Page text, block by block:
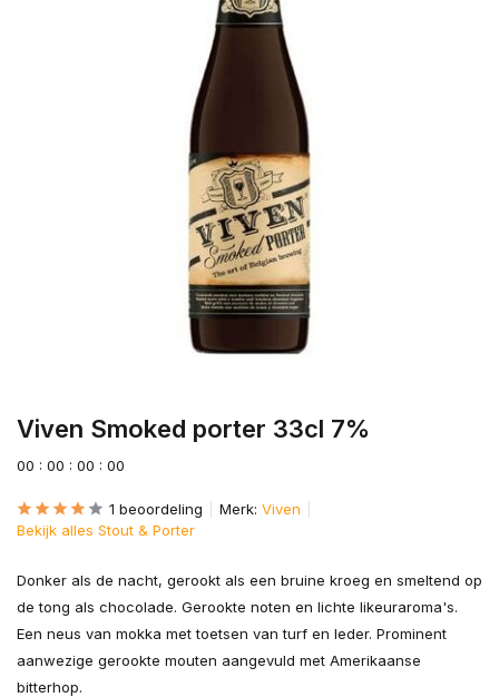
Viven Smoked porter 33cl 7%
00 : 00 : 00 : 00
1 beoordeling Merk: Viven
Bekijk alles Stout & Porter
Donker als de nacht, gerookt als een bruine kroeg en smeltend op
de tong als chocolade. Gerookte noten en lichte likeuraroma's.
Een neus van mokka met toetsen van turf en leder. Prominent
aanwezige gerookte mouten aangevuld met Amerikaanse
bitterhop.